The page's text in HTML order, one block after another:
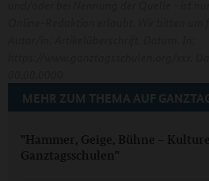
MEHR ZUM THEMA AUF
"Hammer, Geige, Bühne –
Ganztagsschulen"